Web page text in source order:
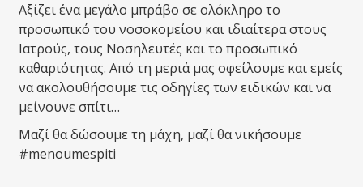
Αξίζει ένα μεγάλο μπράβο σε ολόκληρο το
προσωπικό του νοσοκομείου και ιδιαίτερα στους
Ιατρούς, τους Νοσηλευτές και το προσωπικό
καθαριότητας. Από τη μεριά μας οφείλουμε και εμείς
να ακολουθήσουμε τις οδηγίες των ειδικών και να
μείνουνε σπίτι…
Μαζί θα δώσουμε τη μάχη, μαζί θα νικήσουμε
#menoumespiti